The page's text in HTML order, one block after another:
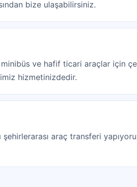
bize ulaşabilirsiniz.
ve hafif ticari araçlar için
hizmetinizdedir.
araç transferi